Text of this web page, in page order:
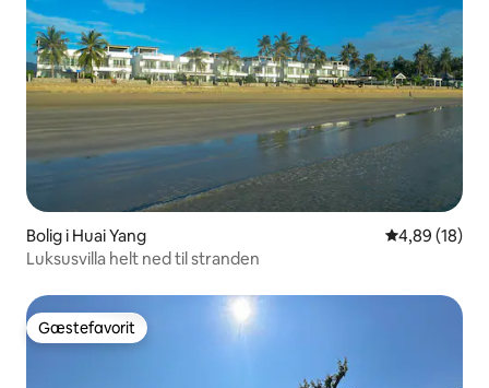
Bolig i Huai Yang 4,89 ud af 5 i
4,89 (18)
Luksusvilla helt ned til stranden
Gæstefavorit
Gæstefavorit